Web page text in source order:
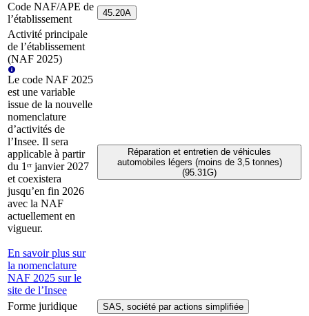
Code NAF/APE de
l’établissement
45.20A
Activité principale
de l’établissement
(NAF 2025)
Le code NAF 2025
est une variable
issue de la nouvelle
nomenclature
d’activités de
l’Insee. Il sera
applicable à partir
du 1ᵉʳ janvier 2027
et coexistera
jusqu’en fin 2026
avec la NAF
actuellement en
vigueur.
En savoir plus sur
la nomenclature
NAF 2025 sur le
site de l’Insee
Réparation et entretien de véhicules
automobiles légers (moins de 3,5 tonnes)
(95.31G)
Forme juridique SAS, société par actions simplifiée